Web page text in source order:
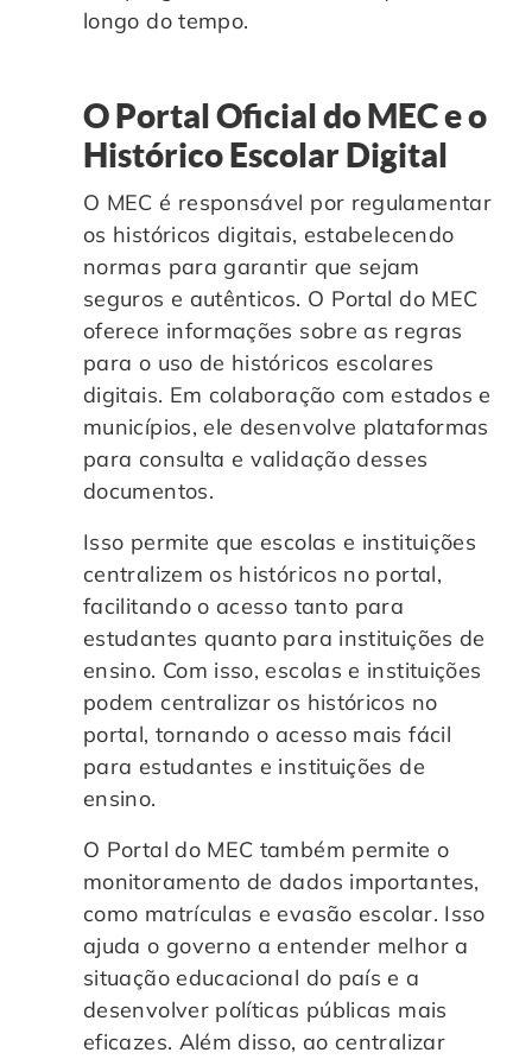
longo do tempo.
O Portal Oficial do MEC e o
Histórico Escolar Digital
O MEC é responsável por regulamentar
os históricos digitais, estabelecendo
normas para garantir que sejam
seguros e autênticos. O Portal do MEC
oferece informações sobre as regras
para o uso de históricos escolares
digitais. Em colaboração com estados e
municípios, ele desenvolve plataformas
para consulta e validação desses
documentos.
Isso permite que escolas e instituições
centralizem os históricos no portal,
facilitando o acesso tanto para
estudantes quanto para instituições de
ensino. Com isso, escolas e instituições
podem centralizar os históricos no
portal, tornando o acesso mais fácil
para estudantes e instituições de
ensino.
O Portal do MEC também permite o
monitoramento de dados importantes,
como matrículas e evasão escolar. Isso
ajuda o governo a entender melhor a
situação educacional do país e a
desenvolver políticas públicas mais
eficazes. Além disso, ao centralizar